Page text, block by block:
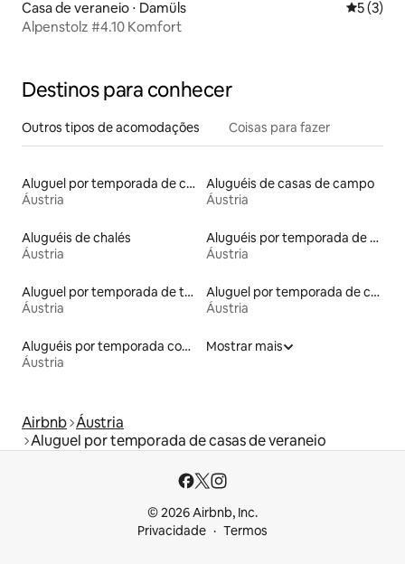
Casa de veraneio ⋅ Damüls 5 de
5 (3)
Alpenstolz #4.10 Komfort
Destinos para conhecer
Outros tipos de acomodações Coisas para fazer
Aluguel por temporada de casas na árvore
Áustria
Aluguéis de casas de campo
Áustria
Aluguéis de chalés
Áustria
Aluguéis por temporada de celeiros
Áustria
Aluguel por temporada de townhouses
Áustria
Aluguel por temporada de cabanas de pastor
Áustria
Aluguéis por temporada com acesso à praia
Áustria
Mostrar mais
Airbnb Áustria
Aluguel por temporada de casas de veraneio
© 2026 Airbnb, Inc.
Privacidade
Termos